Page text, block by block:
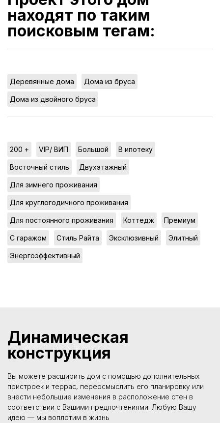
находят по таким
поисковым тегам:
Деревянные дома Дома из бруса
Дома из двойного бруса
200 + VIP/ ВИП Большой В ипотеку
Восточный стиль Двухэтажный
Для зимнего проживания
Для круглогодичного проживания
Для постоянного проживания Коттедж Премиум
С гаражом Стиль Райта Эксклюзивный Элитный
Энергоэффективный
Динамическая
конструкция
Вы можете расширить дом с помощью дополнительных
пристроек и террас, переосмыслить его планировку или
внести небольшие изменения в расположение стен в
соответствии с Вашими предпочтениями. Любую Вашу
идею — мы воплотим в жизнь